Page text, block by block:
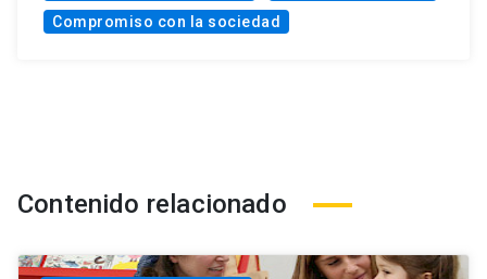
Compromiso con la sociedad
Contenido relacionado